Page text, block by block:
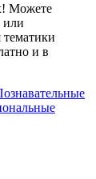
Можете
или
тематики
и в